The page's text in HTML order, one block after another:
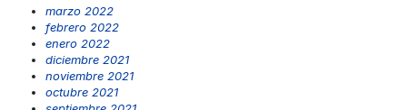
marzo 2022
febrero 2022
enero 2022
diciembre 2021
noviembre 2021
octubre 2021